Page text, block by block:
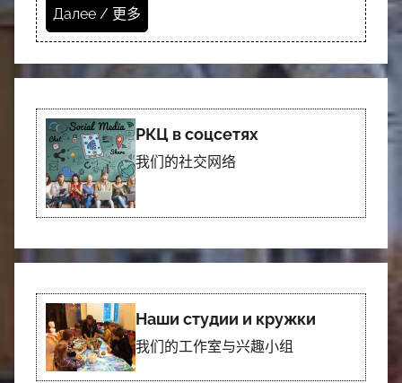
Далее / 更多
РКЦ в соцсетях
我们的社交网络
Наши студии и кружки
我们的工作室与兴趣小组